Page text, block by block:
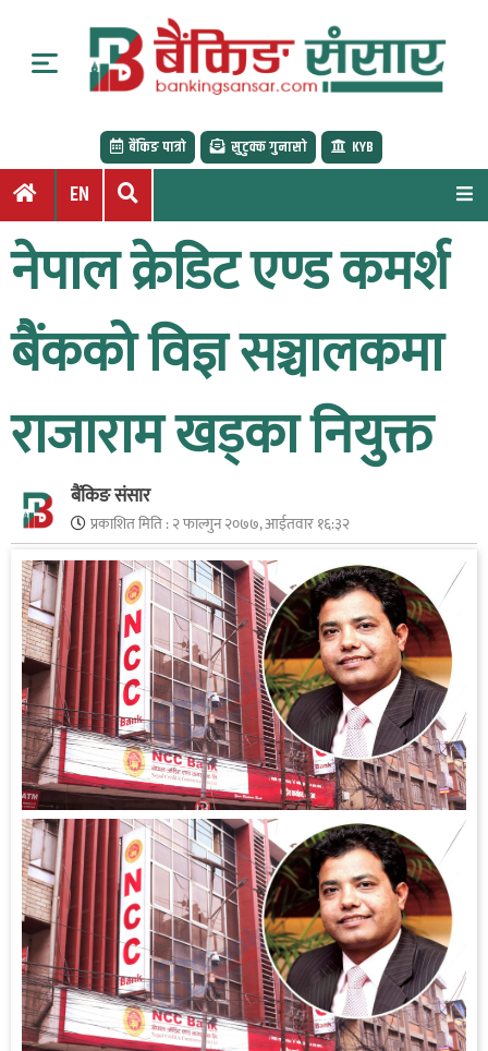
o
बैंकिङ पात्रो सुटुक्क गुनासो KYB
EN
नेपाल क्रेडिट एण्ड कमर्श
बैंकको विज्ञ सञ्चालकमा
राजाराम खड्का नियुक्त
बैंकिङ संसार
प्रकाशित मिति :२ फाल्गुन २०७७, आईतवार १६:३२